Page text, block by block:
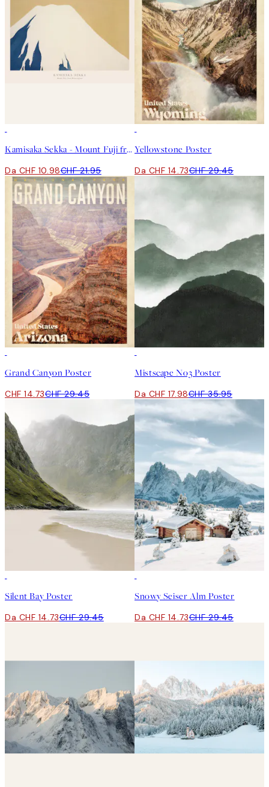
Kamisaka Sekka - Mount Fuji from Momoyogusa Poster
Da CHF 10.98CHF 21.95
Yellowstone Poster
Da CHF 14.73CHF 29.45
Grand Canyon Poster
CHF 14.73CHF 29.45
Mistscape No3 Poster
Da CHF 17.98CHF 35.95
Silent Bay Poster
Da CHF 14.73CHF 29.45
Snowy Seiser Alm Poster
Da CHF 14.73CHF 29.45